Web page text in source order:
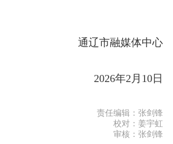
通辽市融媒体中心
2026年2月10日
责任编辑：张剑锋
校对：姜宇虹
审核：张剑锋